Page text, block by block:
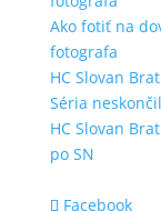
Ako fotiť na
fotografa
HC Slovan
Séria
HC Slovan
po SN
Facebook